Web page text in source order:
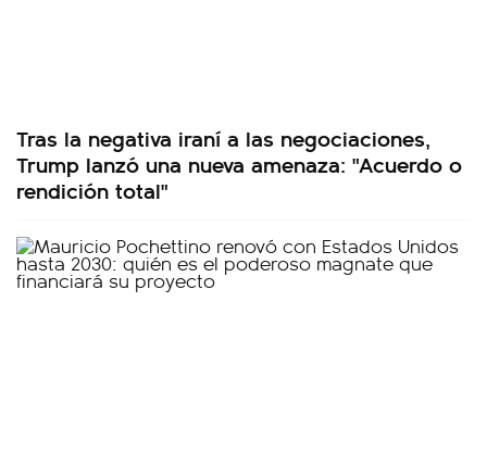
Tras la negativa iraní a las negociaciones,
Trump lanzó una nueva amenaza: "Acuerdo o
rendición total"